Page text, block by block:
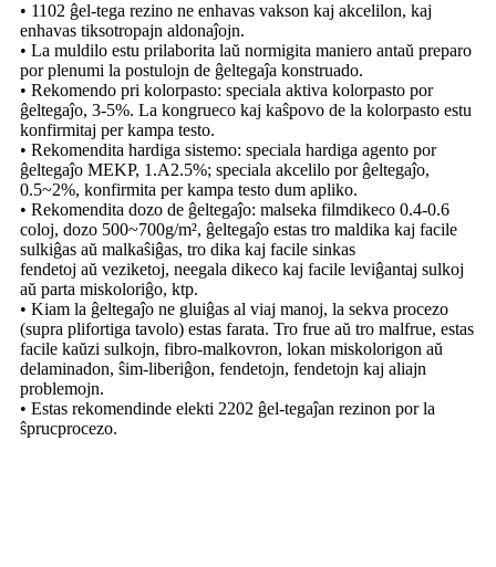
• 1102 ĝel-tega rezino ne enhavas vakson kaj akcelilon, kaj
enhavas tiksotropajn aldonaĵojn.
• La muldilo estu prilaborita laŭ normigita maniero antaŭ preparo
por plenumi la postulojn de ĝeltegaĵa konstruado.
• Rekomendo pri kolorpasto: speciala aktiva kolorpasto por
ĝeltegaĵo, 3-5%. La kongrueco kaj kaŝpovo de la kolorpasto estu
konfirmitaj per kampa testo.
• Rekomendita hardiga sistemo: speciala hardiga agento por
ĝeltegaĵo MEKP, 1.A2.5%; speciala akcelilo por ĝeltegaĵo,
0.5~2%, konfirmita per kampa testo dum apliko.
• Rekomendita dozo de ĝeltegaĵo: malseka filmdikeco 0.4-0.6
coloj, dozo 500~700g/m², ĝeltegaĵo estas tro maldika kaj facile
sulkiĝas aŭ malkaŝiĝas, tro dika kaj facile sinkas
fendetoj aŭ veziketoj, neegala dikeco kaj facile leviĝantaj sulkoj
aŭ parta miskoloriĝo, ktp.
• Kiam la ĝeltegaĵo ne gluiĝas al viaj manoj, la sekva procezo
(supra plifortiga tavolo) estas farata. Tro frue aŭ tro malfrue, estas
facile kaŭzi sulkojn, fibro-malkovron, lokan miskolorigon aŭ
delaminadon, ŝim-liberiĝon, fendetojn, fendetojn kaj aliajn
problemojn.
• Estas rekomendinde elekti 2202 ĝel-tegaĵan rezinon por la
ŝprucprocezo.